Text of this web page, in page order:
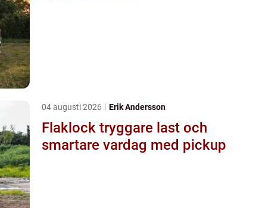
04 augusti 2026 Erik Andersson
Flaklock tryggare last och
smartare vardag med pickup